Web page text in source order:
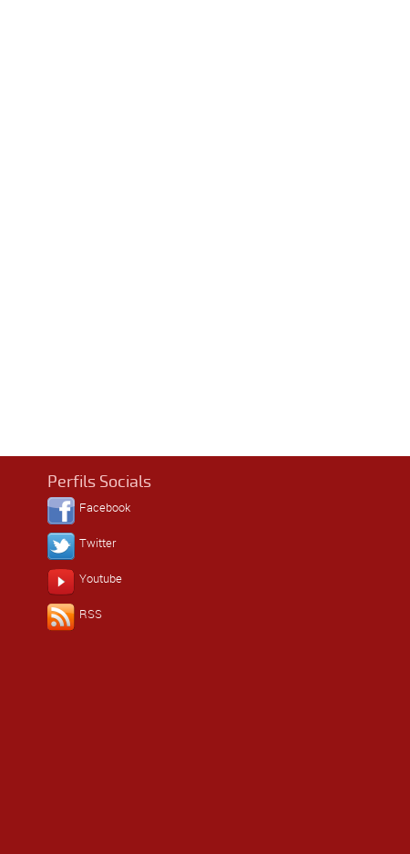
Perfils Socials
Facebook
Twitter
Youtube
RSS